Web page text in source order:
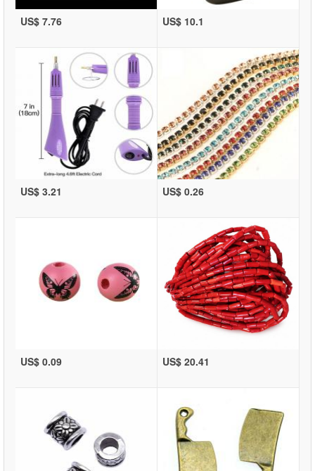
US$ 7.76 US$ 10.1
US$ 3.21 US$ 0.26
US$ 0.09 US$ 20.41